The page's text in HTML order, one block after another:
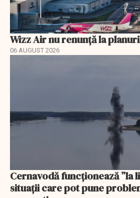
Wizz Air nu renunță la
06 AUGUST 2026
Cernavodă funcționează ”la
situații care pot pune